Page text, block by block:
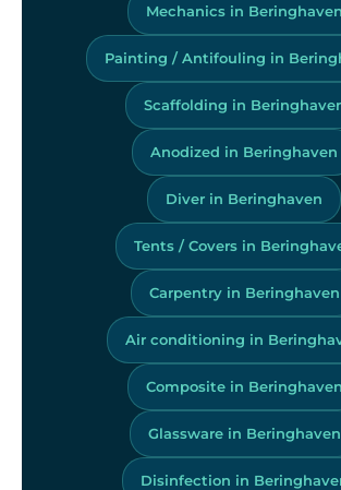
Mechanics in Beringhaven
Painting / Antifouling in
Scaffolding in
Anodized in Beringhaven
Diver in Beringhaven
Tents / Covers in
Carpentry in Beringhaven
Air conditioning in
Composite in Beringhaven
Glassware in Beringhaven
Disinfection in